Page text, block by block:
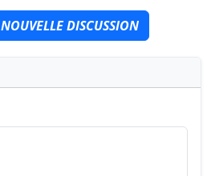
NOUVELLE DISCUSSION